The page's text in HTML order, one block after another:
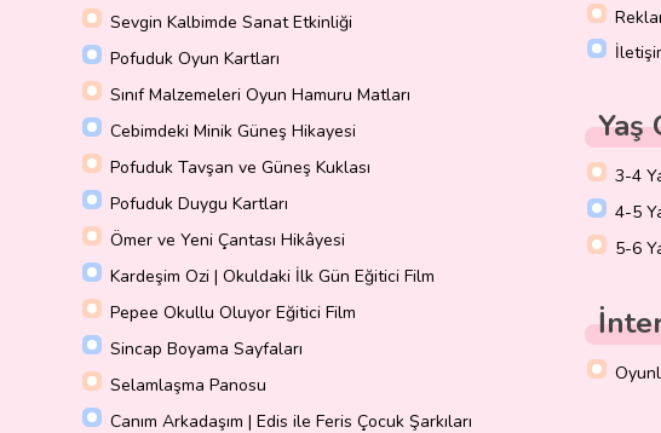
Sevgin Kalbimde Sanat Etkinliği
Pofuduk Oyun Kartları
Sınıf Malzemeleri Oyun Hamuru Matları
Cebimdeki Minik Güneş Hikayesi
Pofuduk Tavşan ve Güneş Kuklası
Pofuduk Duygu Kartları
Ömer ve Yeni Çantası Hikâyesi
Kardeşim Ozi | Okuldaki İlk Gün Eğitici Film
Pepee Okullu Oluyor Eğitici Film
Sincap Boyama Sayfaları
Selamlaşma Panosu
Canım Arkadaşım | Edis ile Feris Çocuk Şarkıları
Yaş
3-4
4-5
5-6